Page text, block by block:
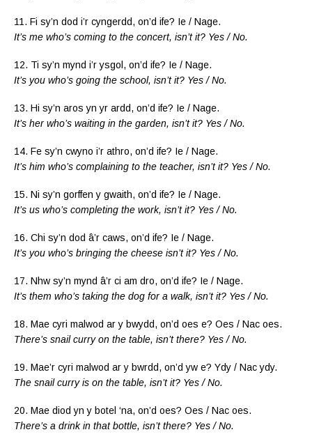
11. Fi sy’n dod i’r cyngerdd, on’d ife? Ie / Nage.
It’s me who’s coming to the concert, isn’t it? Yes / No.
12. Ti sy’n mynd i’r ysgol, on’d ife? Ie / Nage.
It’s you who’s going the school, isn’t it? Yes / No.
13. Hi sy’n aros yn yr ardd, on’d ife? Ie / Nage.
It’s her who’s waiting in the garden, isn’t it? Yes / No.
14. Fe sy’n cwyno i’r athro, on’d ife? Ie / Nage.
It’s him who’s complaining to the teacher, isn’t it? Yes / No.
15. Ni sy’n gorffen y gwaith, on’d ife? Ie / Nage.
It’s us who’s completing the work, isn’t it? Yes / No.
16. Chi sy’n dod â’r caws, on’d ife? Ie / Nage.
It’s you who’s bringing the cheese isn’t it? Yes / No.
17. Nhw sy’n mynd â’r ci am dro, on’d ife? Ie / Nage.
It’s them who’s taking the dog for a walk, isn’t it? Yes / No.
18. Mae cyri malwod ar y bwydd, on’d oes e? Oes / Nac oes.
There’s snail curry on the table, isn’t there? Yes / No.
19. Mae’r cyri malwod ar y bwrdd, on’d yw e? Ydy / Nac ydy.
The snail curry is on the table, isn’t it? Yes / No.
20. Mae diod yn y botel ‘na, on’d oes? Oes / Nac oes.
There’s a drink in that bottle, isn’t there? Yes / No.